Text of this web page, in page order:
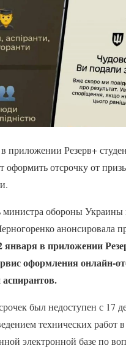
приложении Резерв+
оформить отсрочку от
министра обороны
анонсировала
января в приложении
оформления онлайн-
аспирантов.
был недоступен с 17
технических работ
электронной базе по